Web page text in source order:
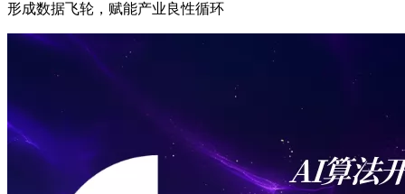
形成数据飞轮，赋能产业良性循环